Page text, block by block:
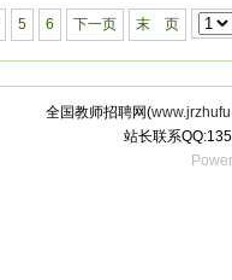
5 6 下一页 末 页
全国教师招聘网(
站长联系